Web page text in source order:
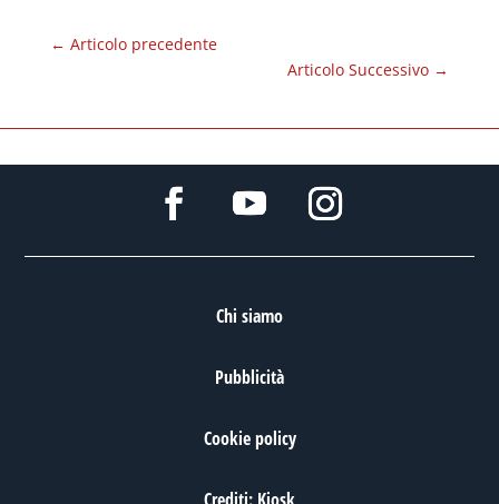
← Articolo precedente
Articolo Successivo →
Chi siamo
Pubblicità
Cookie policy